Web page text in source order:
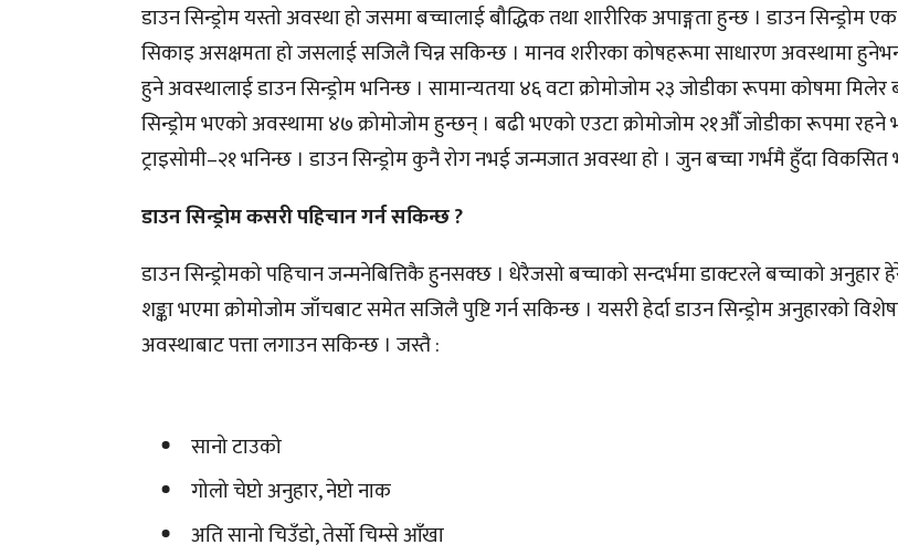
डाउन सिन्ड्रोम यस्तो अवस्था हो जसमा बच्चालाई बौद्धिक तथा शारीरिक अपाङ्गता हुन्छ । डाउन सिन्ड्रोम
सिकाइ असक्षमता हो जसलाई सजिलै चिन्न सकिन्छ । मानव शरीरका कोषहरूमा साधारण अवस्थामा
हुने अवस्थालाई डाउन सिन्ड्रोम भनिन्छ । सामान्यतया ४६ वटा क्रोमोजोम २३ जोडीका रूपमा कोषमा
सिन्ड्रोम भएको अवस्थामा ४७ क्रोमोजोम हुन्छन् । बढी भएको एउटा क्रोमोजोम २१औँ जोडीका रूपमा
ट्राइसोमी–२१ भनिन्छ । डाउन सिन्ड्रोम कुनै रोग नभई जन्मजात अवस्था हो । जुन बच्चा गर्भमै हुँदा
डाउन सिन्ड्रोम कसरी पहिचान गर्न सकिन्छ ?
डाउन सिन्ड्रोमको पहिचान जन्मनेबित्तिकै हुनसक्छ । धेरैजसो बच्चाको सन्दर्भमा डाक्टरले बच्चाको अनुहार
शङ्का भएमा क्रोमोजोम जाँचबाट समेत सजिलै पुष्टि गर्न सकिन्छ । यसरी हेर्दा डाउन सिन्ड्रोम अनुहारको
अवस्थाबाट पत्ता लगाउन सकिन्छ । जस्तै :
सानो टाउको
गोलो चेप्टो अनुहार, नेप्टो नाक
अति सानो चिउँडो, तेर्सो चिम्से आँखा